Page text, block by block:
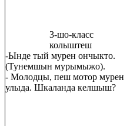
3-шо-класс
колыштеш
-Ынде тый мурен ончыкто.
(Тунемшын мурымыжо).
- Молодцы, пеш мотор мурен
улыда. Шкаланда келшыш?